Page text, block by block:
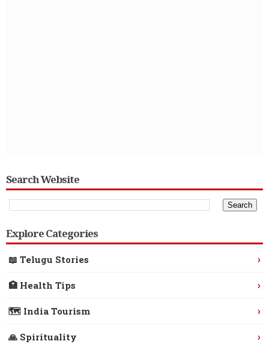
Search Website
Explore Categories
📖 Telugu Stories ›
🏥 Health Tips ›
🗺️ India Tourism ›
🙏 Spirituality ›